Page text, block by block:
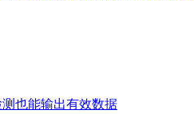
也能输出有效数据